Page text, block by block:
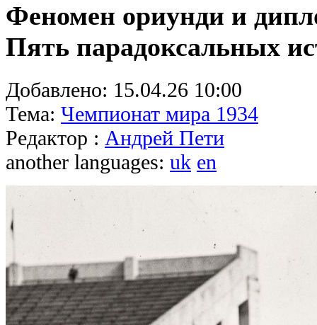
Феномен ориунди и
Пять парадоксальных
Добавлено: 15.04.26 10:00
Тема: Чемпионат мира 1934
Редактор : Андрей Пети
another languages: uk en